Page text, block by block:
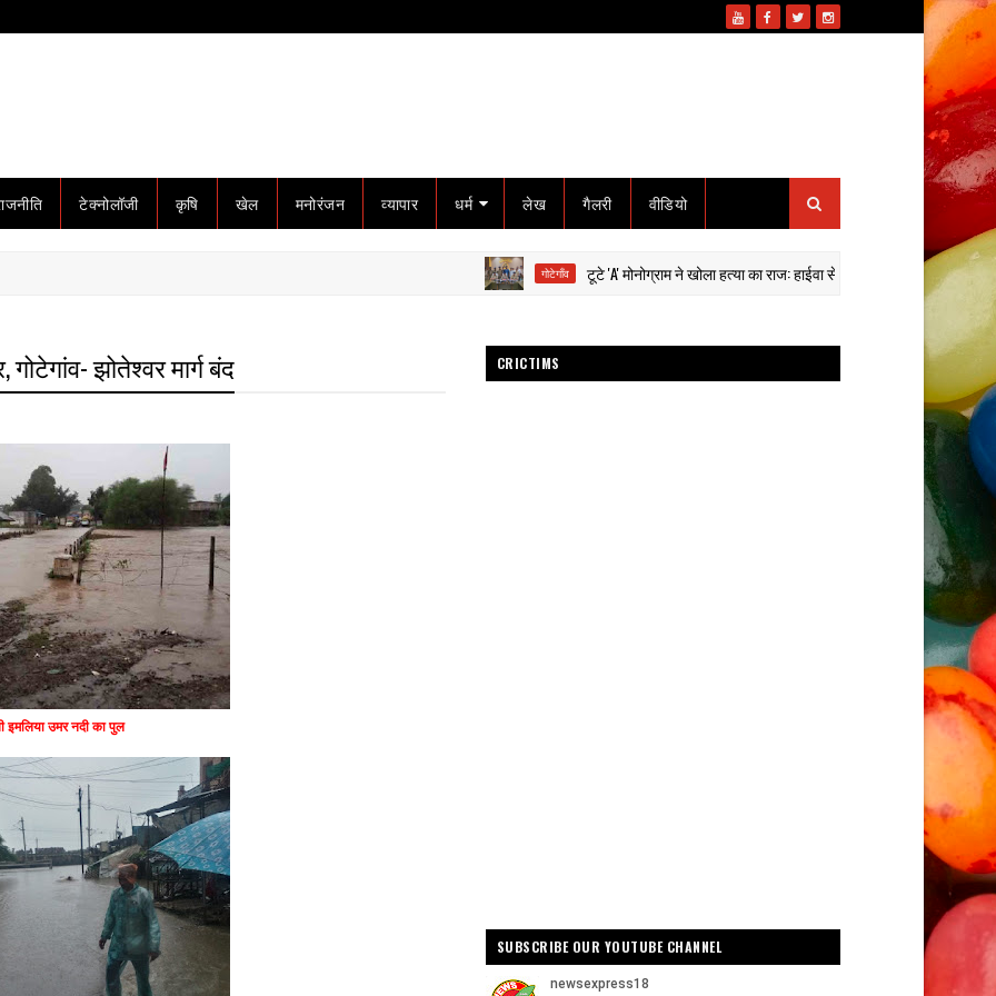
टेक्नोलॉजी कृषि खेल मनोरंजन व्यापार धर्म लेख गैलरी वीडियो
गोटेगाँव टूटे 'A' मोनोग्राम ने खोला हत्या का राज: हाईवा से कुचलकर सड़क हादसा दिखाने की साजिश
झोतेश्वर मार्ग बंद
इमलिया उमर नदी का पुल
CRICTIMS
SUBSCRIBE OUR YOUTUBE CHANNEL